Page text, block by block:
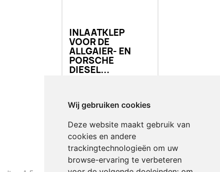
Wij gebruiken cookies
Deze website maakt gebruik van
cookies en andere
trackingtechnologieën om uw
browse-ervaring te verbeteren
INLAATKLEP
VOOR DE
ALLGAIER- EN
PORSCHE
DIESEL...
BESTELLEN